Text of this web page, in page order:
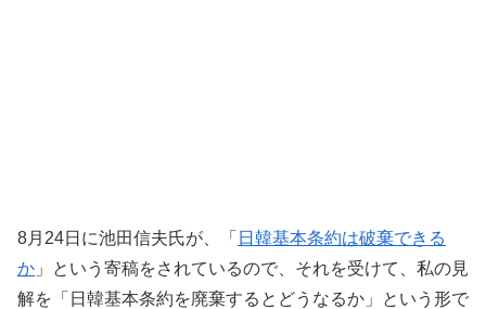
8月24日に池田信夫氏が、「 日韓基本条約は破棄できる
か 」という寄稿をされているので、それを受けて、私の見
解を「日韓基本条約を廃棄するとどうなるか」という形で